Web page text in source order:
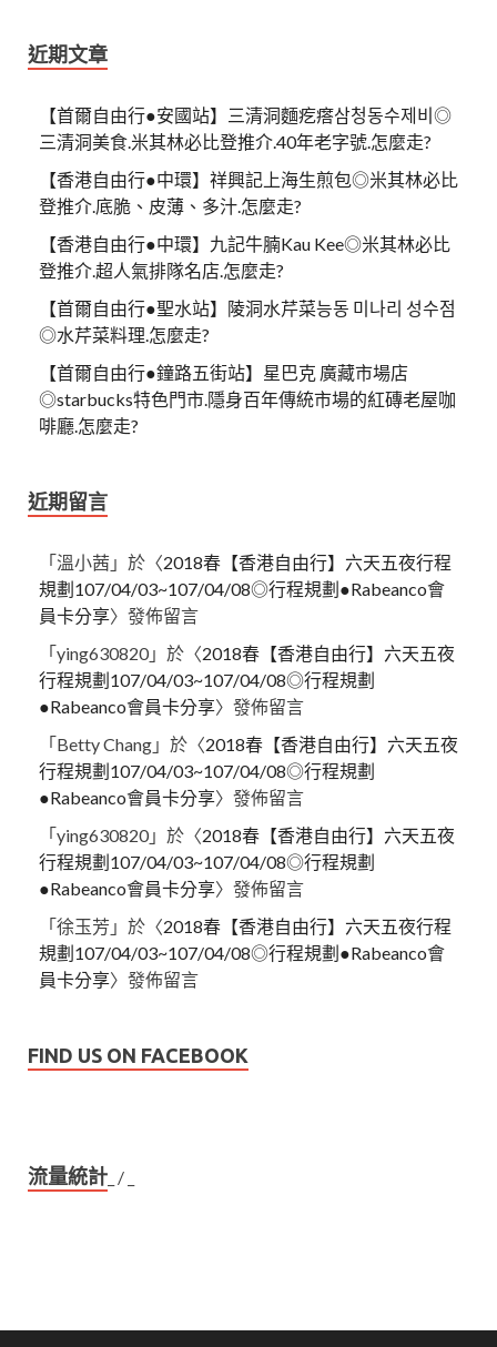
近期文章
【首爾自由行●安國站】三清洞麵疙瘩삼청동수제비◎
三清洞美食.米其林必比登推介.40年老字號.怎麼走?
【香港自由行●中環】祥興記上海生煎包◎米其林必比
登推介.底脆、皮薄、多汁.怎麼走?
【香港自由行●中環】九記牛腩Kau Kee◎米其林必比
登推介.超人氣排隊名店.怎麼走?
【首爾自由行●聖水站】陵洞水芹菜능동 미나리 성수점
◎水芹菜料理.怎麼走?
【首爾自由行●鐘路五街站】星巴克 廣藏市場店
◎starbucks特色門市.隱身百年傳統市場的紅磚老屋咖
啡廳.怎麼走?
近期留言
「 溫小茜 」於〈2018春【香港自由行】六天五夜行程
規劃107/04/03~107/04/08◎行程規劃●Rabeanco會
員卡分享〉發佈留言
「 ying630820 」於〈2018春【香港自由行】六天五夜
行程規劃107/04/03~107/04/08◎行程規劃
●Rabeanco會員卡分享〉發佈留言
「 Betty Chang 」於〈2018春【香港自由行】六天五夜
行程規劃107/04/03~107/04/08◎行程規劃
●Rabeanco會員卡分享〉發佈留言
「 ying630820 」於〈2018春【香港自由行】六天五夜
行程規劃107/04/03~107/04/08◎行程規劃
●Rabeanco會員卡分享〉發佈留言
「 徐玉芳 」於〈2018春【香港自由行】六天五夜行程
規劃107/04/03~107/04/08◎行程規劃●Rabeanco會
員卡分享〉發佈留言
FIND US ON FACEBOOK
流量統計 /